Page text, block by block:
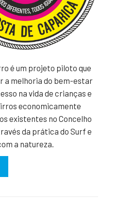
é um projeto piloto que
a melhoria do bem-estar
na vida de crianças e
economicamente
existentes no Concelho
da prática do Surf e
a natureza.